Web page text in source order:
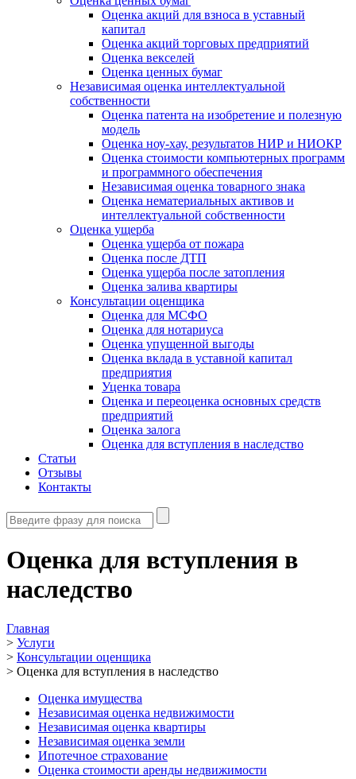
Оценка акций для взноса в уставный
капитал
Оценка акций торговых предприятий
Оценка векселей
Оценка ценных бумаг
Независимая оценка интеллектуальной
собственности
Оценка патента на изобретение и полезную
модель
Оценка ноу-хау, результатов НИР и НИОКР
Оценка стоимости компьютерных программ
и программного обеспечения
Независимая оценка товарного знака
Оценка нематериальных активов и
интеллектуальной собственности
Оценка ущерба
Оценка ущерба от пожара
Оценка после ДТП
Оценка ущерба после затопления
Оценка залива квартиры
Консультации оценщика
Оценка для МСФО
Оценка для нотариуса
Оценка упущенной выгоды
Оценка вклада в уставной капитал
предприятия
Уценка товара
Оценка и переоценка основных средств
предприятий
Оценка залога
Оценка для вступления в наследство
Статьи
Отзывы
Контакты
Оценка для вступления в
наследство
Главная
> Услуги
> Консультации оценщика
> Оценка для вступления в наследство
Оценка имущества
Независимая оценка недвижимости
Независимая оценка квартиры
Независимая оценка земли
Ипотечное страхование
Оценка стоимости аренды недвижимости